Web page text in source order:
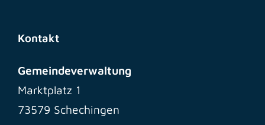
Kontakt
Gemeindeverwaltung
Marktplatz 1
73579 Schechingen